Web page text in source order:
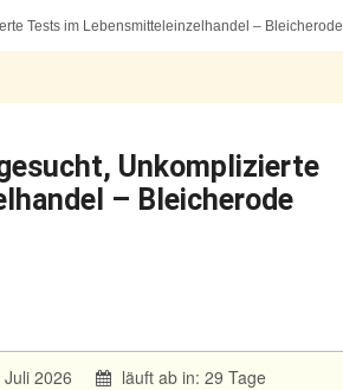
Tests im Lebensmitteleinzelhandel – Bleicherode
Unkomplizierte
– Bleicherode
2026 läuft ab in: 29 Tage